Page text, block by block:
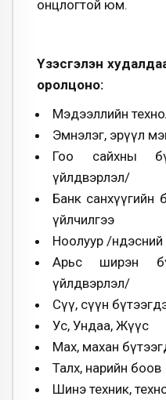
онцлогтой юм.
Үзэсгэлэн
оролцоно:
Мэдээллийн
Эмнэлэг, эрүүл
Гоо сайхны
үйлдвэрлэл/
Банк санхүүгийн
үйлчилгээ
Ноолуур /
Арьс ширэн
үйлдвэрлэл/
Сүү, сүүн
Ус, Ундаа, Жүүс
Мах, махан
Талх, нарийн боов
Шинэ техник,